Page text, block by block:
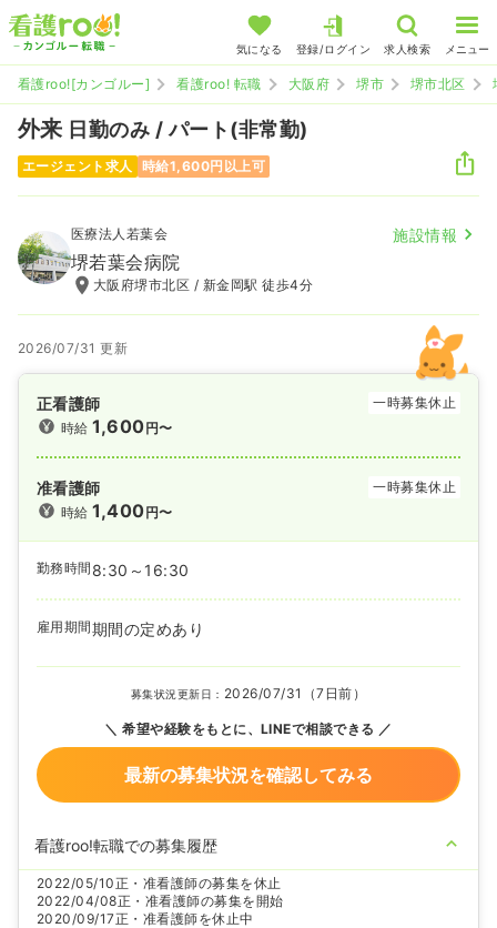
気になる 登録/ログイン 求人検索 メニュー
看護roo![カンゴルー] 看護roo! 転職 大阪府 堺市 堺市北区
外来 日勤のみ / パート(非常勤)
エージェント求人 時給1,600円以上可
医療法人若葉会 施設情報
堺若葉会病院
大阪府堺市北区 / 新金岡駅 徒歩4分
2026/07/31 更新
正看護師
一時募集休止
時給1,600円〜
准看護師
一時募集休止
時給1,400円〜
勤務時間 8:30～16:30
雇用期間期間の定めあり
募集状況更新日： 2026/07/31（7日前）
希望や経験をもとに、LINEで相談できる
最新の募集状況を確認してみる
看護roo!転職での募集履歴
2022/05/10正・准看護師の募集を休止
2022/04/08正・准看護師の募集を開始
2020/09/17正・准看護師を休止中